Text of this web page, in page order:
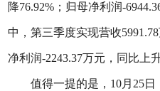
降76.92%；归母净利润-
中，第三季度实现营收
净利润-2243.37万元，同比上升
值得一提的是，10月25